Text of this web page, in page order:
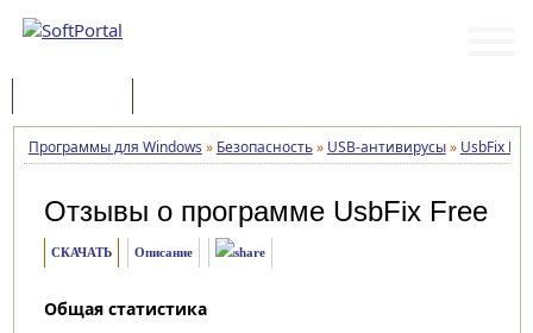
Программы для Windows » Безопасность» USB-антивирусы» UsbFix
Отзывы о программе UsbFix Free
СКАЧАТЬ Описание
Общая статистика